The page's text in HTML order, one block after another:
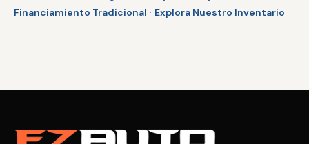
Financiamiento Tradicional · Explora Nuestro Inventario